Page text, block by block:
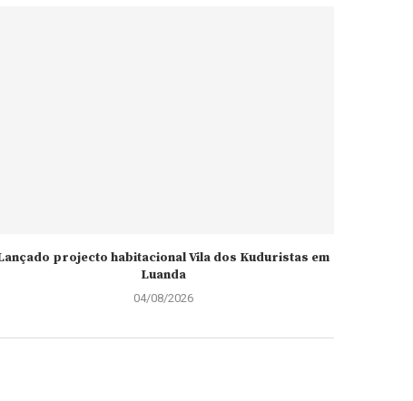
projecto habitacional Vila dos Kuduristas em
Luanda
04/08/2026